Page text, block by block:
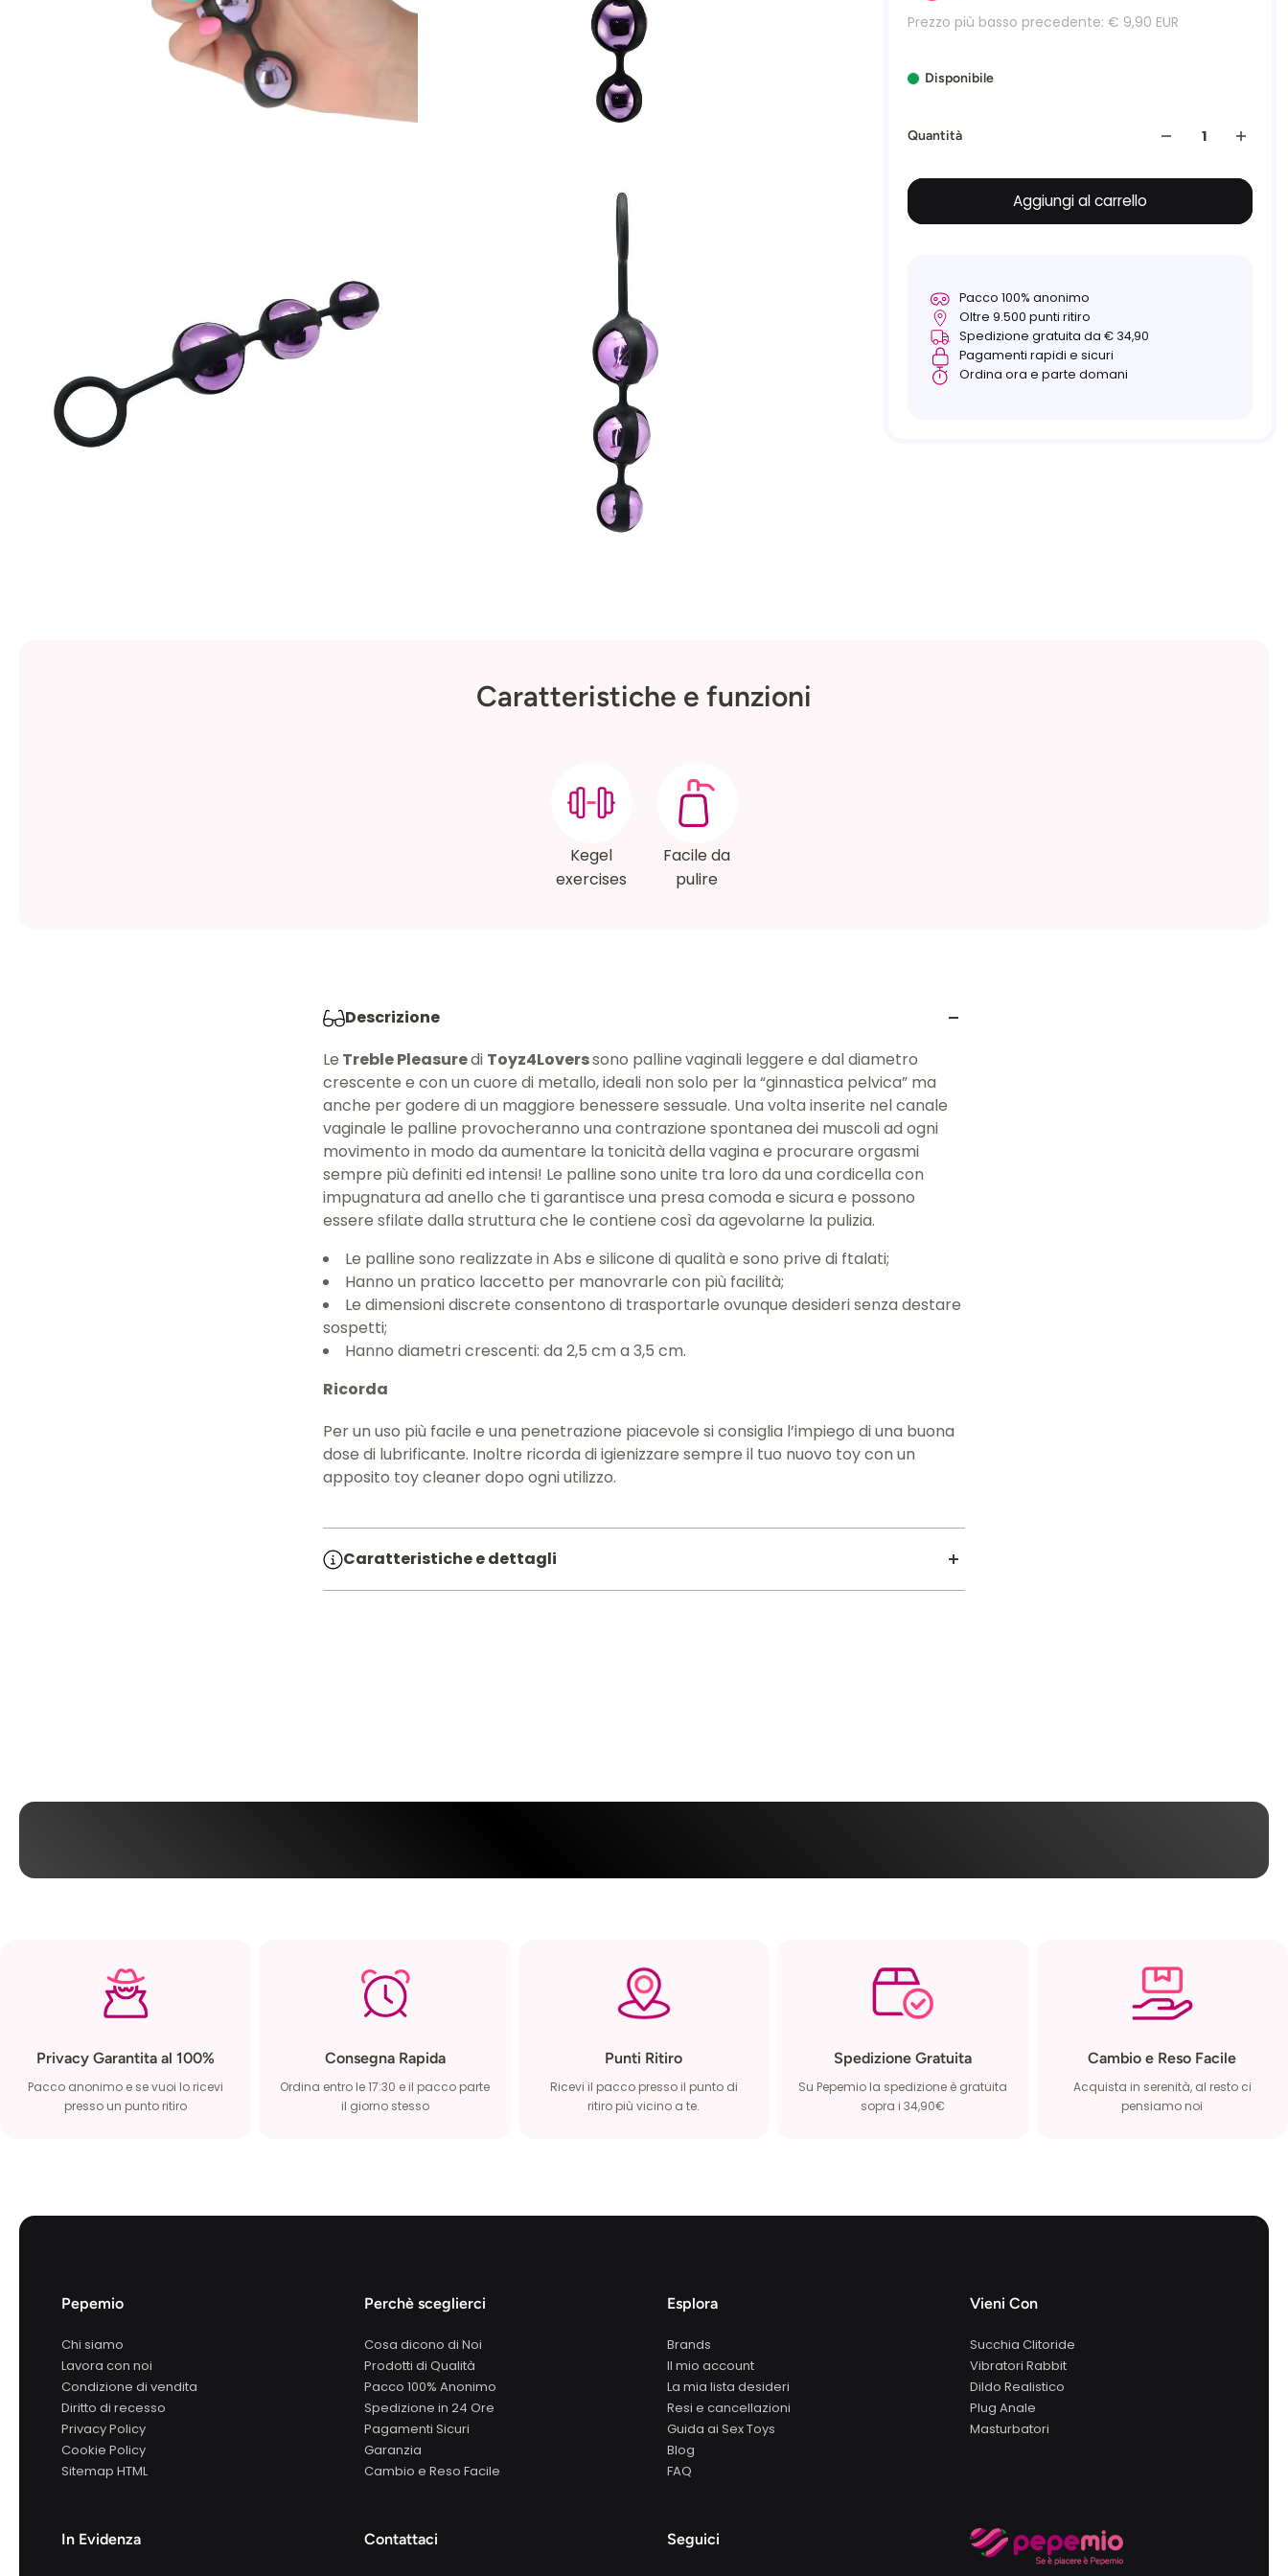
Prezzo più basso precedente: € 9,90 EUR
Disponibile
Quantità
Aggiungi al carrello
Pacco 100% anonimo
Oltre 9.500 punti ritiro
Spedizione gratuita da € 34,90
Pagamenti rapidi e sicuri
Ordina ora e parte domani
Caratteristiche e funzioni
Kegel
exercises
Facile da
pulire
Descrizione
Le Treble Pleasuredi Toyz4Loverssono pallinevaginali leggere e dal diametro
crescente e con un cuore di metallo, ideali non solo per la “ginnastica pelvica” ma
anche per godere di un maggiore benessere sessuale. Una volta inserite nel canale
vaginale le palline provocheranno una contrazione spontanea dei muscoli ad ogni
movimento in modo da aumentare la tonicità della vagina e procurare orgasmi
sempre più definiti ed intensi! Le palline sono unite tra loro da una cordicella con
impugnatura ad anello che ti garantisce una presa comoda e sicura e possono
essere sfilate dalla struttura che le contiene così da agevolarne la pulizia.
Le palline sono realizzate in Abs e silicone di qualità e sono prive di ftalati;
Hanno un pratico laccetto per manovrarle con più facilità;
Le dimensioni discrete consentono di trasportarle ovunque desideri senza destare
sospetti;
Hanno diametri crescenti: da 2,5 cm a 3,5 cm.
Ricorda
Per un uso più facile e una penetrazione piacevole si consiglia l’impiego di una buona
dose di lubrificante. Inoltre ricorda di igienizzare sempre il tuo nuovo toy con un
apposito toy cleaner dopo ogni utilizzo.
Caratteristiche e dettagli
Privacy Garantita al 100%
Pacco anonimo e se vuoi lo ricevi
presso un punto ritiro
Consegna Rapida
Ordina entro le 17:30 e il pacco parte
il giorno stesso
Punti Ritiro
Ricevi il pacco presso il punto di
ritiro più vicino a te.
Spedizione Gratuita
Su Pepemio la spedizione è gratuita
sopra i 34,90€
Cambio e Reso Facile
Acquista in serenità, al resto ci
pensiamo noi
Pepemio
Chi siamo
Lavora con noi
Condizione di vendita
Diritto di recesso
Privacy Policy
Cookie Policy
Sitemap HTML
Perchè sceglierci
Cosa dicono di Noi
Prodotti di Qualità
Pacco 100% Anonimo
Spedizione in 24 Ore
Pagamenti Sicuri
Garanzia
Cambio e Reso Facile
Esplora
Brands
Il mio account
La mia lista desideri
Resi e cancellazioni
Guida ai Sex Toys
Blog
FAQ
Vieni Con
Succhia Clitoride
Vibratori Rabbit
Dildo Realistico
Plug Anale
Masturbatori
In Evidenza Contattaci Seguici